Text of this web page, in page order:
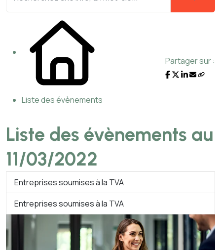
Liste des évènements
Partager sur :
Liste des évènements au
11/03/2022
Entreprises soumises à la TVA
Entreprises soumises à la TVA